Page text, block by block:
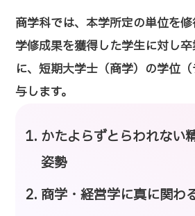
商学科では、本学所定の単位を
学修成果を獲得した学生に対し
に、短期大学士（商学）の学位
与します。
かたよらずとらわれない
姿勢
商学・経営学に真に関わ